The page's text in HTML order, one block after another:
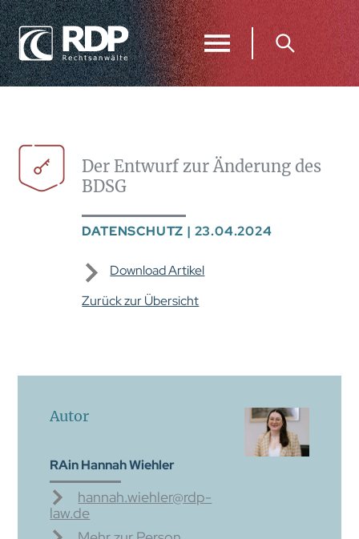
Der Entwurf zur Änderung des
BDSG
DATENSCHUTZ | 23.04.2024
Download Artikel
Zurück zur Übersicht
Autor
RAin Hannah Wiehler
hannah.wiehler@rdp-
law.de